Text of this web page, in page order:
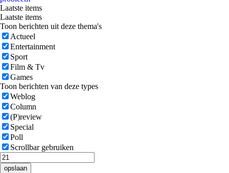
Laatste items
Laatste items
Toon berichten uit deze thema's
Actueel
Entertainment
Sport
Film & Tv
Games
Toon berichten van deze types
Weblog
Column
(P)review
Special
Poll
Scrollbar gebruiken
opslaan